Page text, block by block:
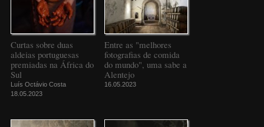
Curtas sobre duas
aldeias portuguesas
premiadas na África do
Sul
Luís Octávio Costa
18.05.2023
Entre as "melhores
fotografias de comida
do mundo", uma sabe a
Alentejo
16.05.2023